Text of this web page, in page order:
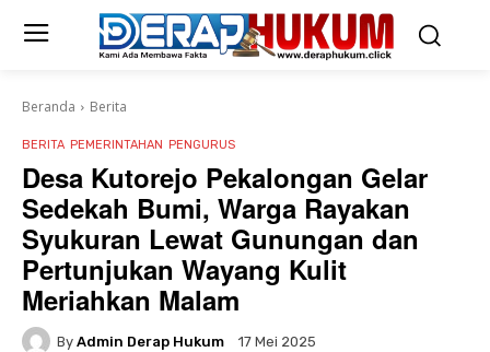
Beranda Berita
BERITA PEMERINTAHAN PENGURUS
Desa Kutorejo Pekalongan Gelar
Sedekah Bumi, Warga Rayakan
Syukuran Lewat Gunungan dan
Pertunjukan Wayang Kulit
Meriahkan Malam
By Admin Derap Hukum 17 Mei 2025